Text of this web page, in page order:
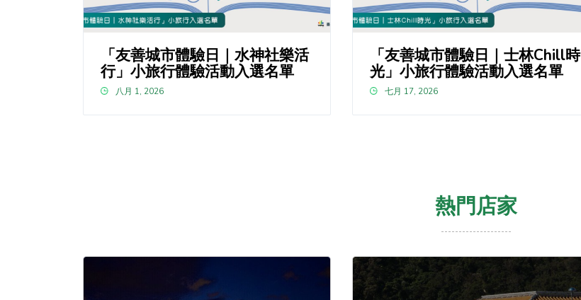
「友善城市體驗日｜水神社樂活
行」小旅行體驗活動入選名單
八月 1, 2026
「友善城市體驗日｜士林Chill時
光」小旅行體驗活動入選名單
七月 17, 2026
熱門店家